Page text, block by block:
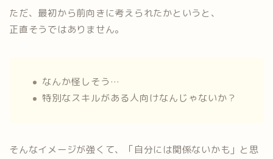
ただ、最初から前向きに考えられたかというと、
正直そうではありません。
なんか怪しそう…
特別なスキルがある人向けなんじゃないか？
そんなイメージが強くて、「自分には関係ないかも」と思